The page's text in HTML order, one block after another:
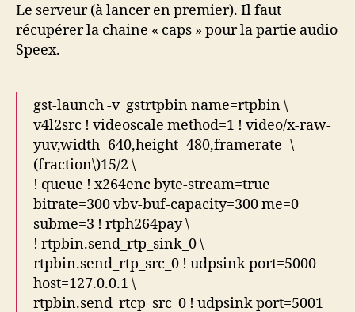
Le serveur (à lancer en premier). Il faut
récupérer la chaine « caps » pour la partie audio
Speex.
gst-launch -v gstrtpbin name=rtpbin \
v4l2src ! videoscale method=1 ! video/x-raw-
yuv,width=640,height=480,framerate=\
(fraction\)15/2 \
! queue ! x264enc byte-stream=true
bitrate=300 vbv-buf-capacity=300 me=0
subme=3 ! rtph264pay \
! rtpbin.send_rtp_sink_0 \
rtpbin.send_rtp_src_0 ! udpsink port=5000
host=127.0.0.1 \
rtpbin.send_rtcp_src_0 ! udpsink port=5001